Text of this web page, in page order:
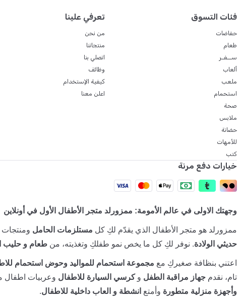
فئات التسوق
حفاضات
طعام
ســفـر
ألعاب
ملعب
استحمام
صحة
ملابس
حضانة
للأمهات
كتب
تعرفي علينا
من نحن
منتجاتنا
اتصلي بنا
وظائف
كيفية الإستخدام
اعلن معنا
خيارات دفع مرنة
وجهتك الاولى في عالم الأمومة: ممزورلد متجر الأطفال الأول في أونلاين
ممزورلد هو متجر الأطفال الذي يقدّم لكِ كل مستلزمات الحامل ومنتجات
حديثي الولادة. نوفر لكِ كل ما يخص نمو طفلكِ وتغذيته، من طعام و حليب
اعتني بنظافة صغيركِ مع مجموعة استحمام للمواليد وحوض استحمام
تام، نقدم جهاز مراقبة الطفل وكرسي السيارة للاطفال وعربيات اطفال
وأجهزة منزلية متطورة وأمتع انشطة و العاب داخلية للاطفال.